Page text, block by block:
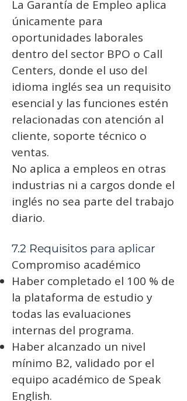
La Garantía de Empleo aplica
únicamente para
oportunidades laborales
dentro del sector BPO o Call
Centers, donde el uso del
idioma inglés sea un requisito
esencial y las funciones estén
relacionadas con atención al
cliente, soporte técnico o
ventas.
No aplica a empleos en otras
industrias ni a cargos donde el
inglés no sea parte del trabajo
diario.
7.2 Requisitos para aplicar
Compromiso académico
Haber completado el 100 % de
la plataforma de estudio y
todas las evaluaciones
internas del programa.
Haber alcanzado un nivel
mínimo B2, validado por el
equipo académico de Speak
English.